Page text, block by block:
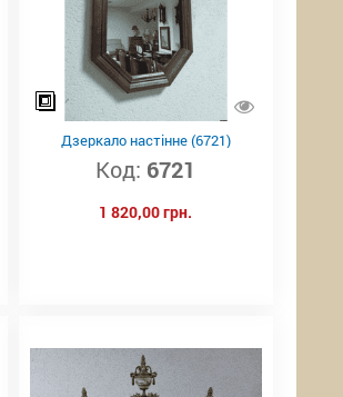
Дзеркало настінне (6721)
Код: 6721
1 820,00 грн.